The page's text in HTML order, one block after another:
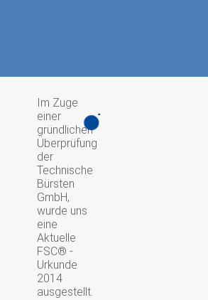
Im Zuge
einer
gründlichen
Überprüfung
der
Technische
Bürsten
GmbH,
wurde uns
eine
Aktuelle
FSC® -
Urkunde
2014
ausgestellt.